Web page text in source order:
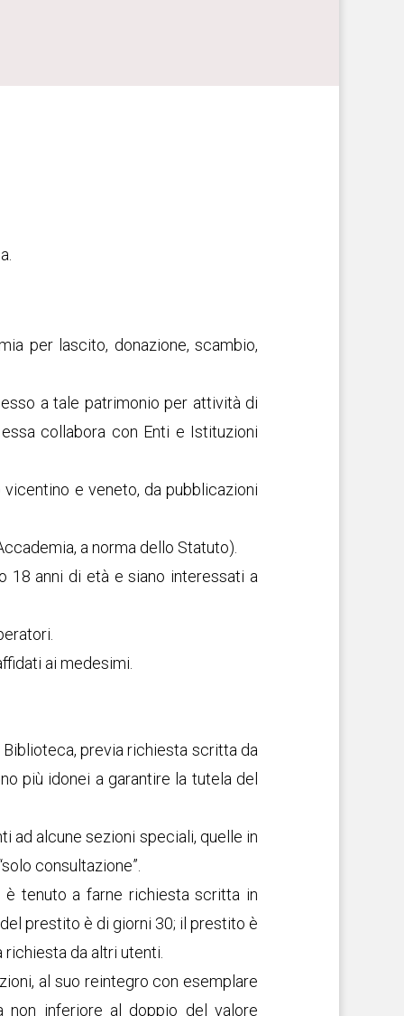
per lascito, donazione, scambio,
a tale patrimonio per attività di
collabora con Enti e Istituzioni
e veneto, da pubblicazioni
a norma dello Statuto).
18 anni di età e siano interessati a
ai medesimi.
previa richiesta scritta da
più idonei a garantire la tutela del
ad alcune sezioni speciali, quelle in
consultazione”.
è tenuto a farne richiesta scritta in
prestito è di giorni 30; il prestito è
richiesta da altri utenti.
al suo reintegro con esemplare
non inferiore al doppio del valore